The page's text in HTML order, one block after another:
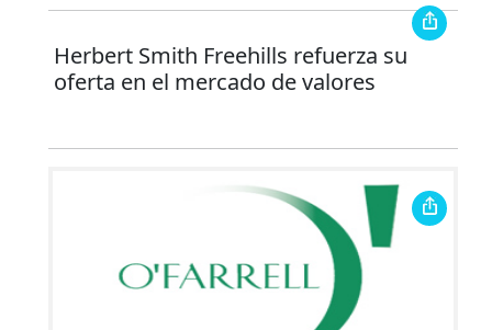
Herbert Smith Freehills refuerza su
oferta en el mercado de valores